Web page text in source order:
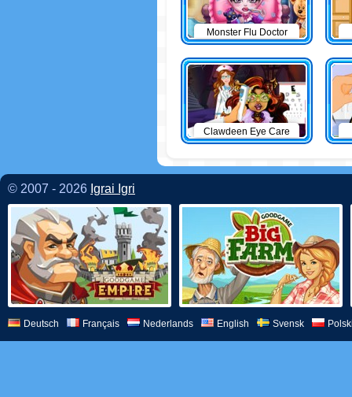
Monster Flu Doctor
Clawdeen Eye Care
© 2007 - 2026 Igrai Igri
Deutsch Français Nederlands English Svensk